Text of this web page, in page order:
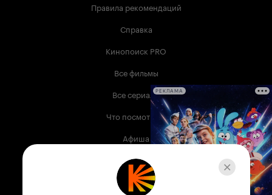
Правила рекомендаций
Справка
Кинопоиск PRO
Все фильмы
Все сериалы
Что посмотреть
Афиша
Музыка
Телепрограмма
РЕКЛАМА